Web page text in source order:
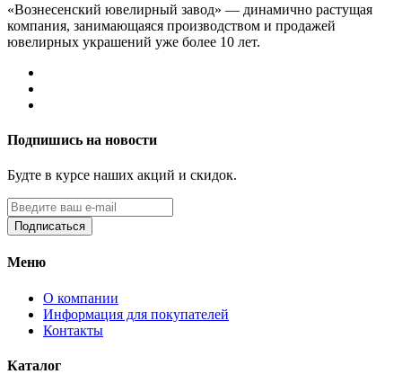
«Вознесенский ювелирный завод» — динамично растущая
компания, занимающаяся производством и продажей
ювелирных украшений уже более 10 лет.
Подпишись на новости
Будте в курсе наших акций и скидок.
Подписаться
Меню
О компании
Информация для покупателей
Контакты
Каталог